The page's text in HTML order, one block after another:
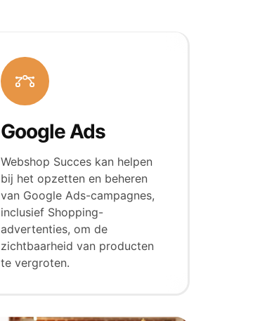
Google Ads
Webshop Succes kan helpen
bij het opzetten en beheren
van Google Ads-campagnes,
inclusief Shopping-
advertenties, om de
zichtbaarheid van producten
te vergroten.